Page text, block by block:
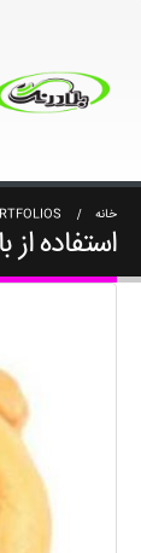
خانه
استفاده